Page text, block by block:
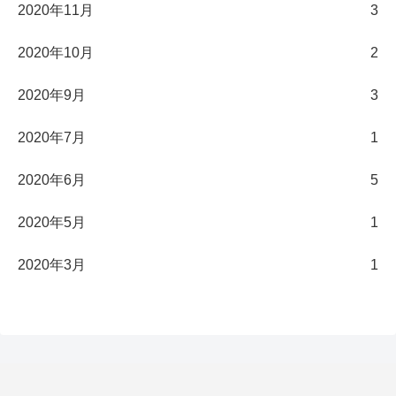
2020年11月 3
2020年10月 2
2020年9月 3
2020年7月 1
2020年6月 5
2020年5月 1
2020年3月 1